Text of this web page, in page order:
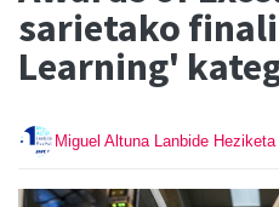
sarietako
Learning'
Miguel Altuna Lanbide Heziketa